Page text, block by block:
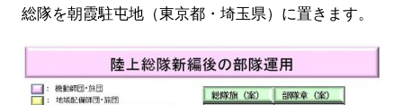
総隊を朝霞駐屯地（東京都・埼玉県）に置きます。